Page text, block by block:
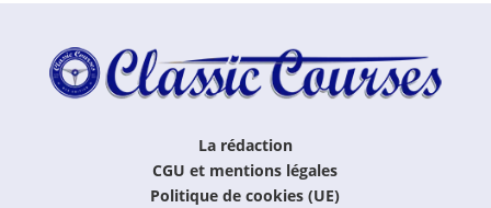
La rédaction
CGU et mentions légales
Politique de cookies (UE)